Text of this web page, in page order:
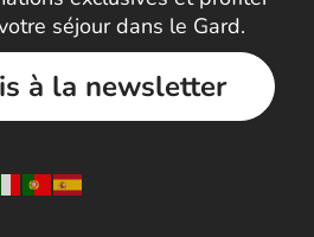
séjour dans le Gard.
à la newsletter